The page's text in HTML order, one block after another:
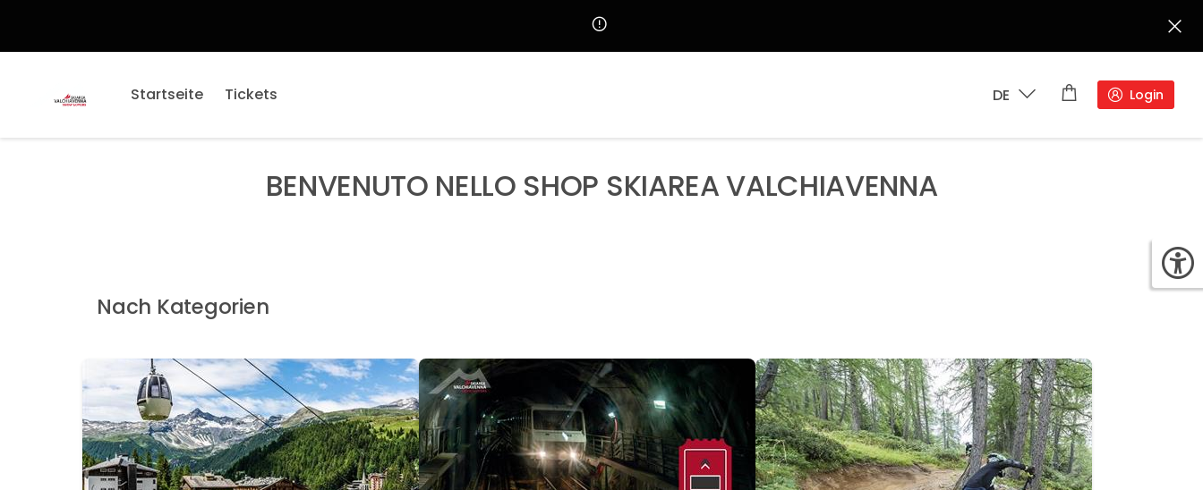
Startseite Tickets DE Login
BENVENUTO NELLO SHOP SKIAREA VALCHIAVENNA
Nach Kategorien